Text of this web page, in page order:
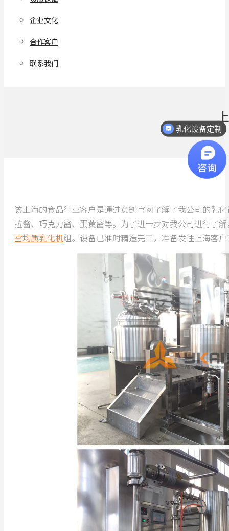
企业文化
合作客户
联系我们
该上海的食品行业客户是通过意凯官网了解了我公司的乳
拉酱、巧克力酱、蛋黄酱等。为了进一步对我公司进行了
空均质乳化机组。设备已准时精造完工，准备发往上海客
乳化设备定制
热线电话：18068296512